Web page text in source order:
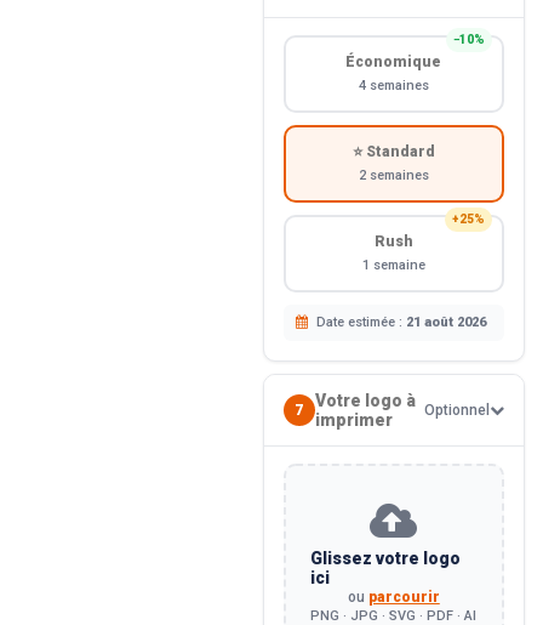
−10%
Économique
4 semaines
⭐ Standard
2 semaines
+25%
Rush
1 semaine
Date estimée : 21 août 2026
7
Votre logo à
imprimer
Optionnel
Glissez votre logo
ici
ou parcourir
PNG · JPG · SVG · PDF · AI